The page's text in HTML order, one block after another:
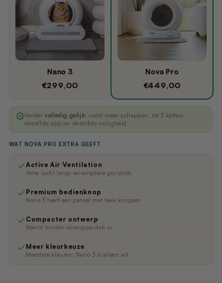
Nano 3
€299,00
Nova Pro
€449,00
Verdervolledig gelijk: nooit meer scheppen, tot 3 katten,
dezelfde app en dezelfde veiligheid.
WAT NOVA PRO EXTRA GEEFT
Active Air Ventilation
Verse lucht langs vervangbare geurpods
Premium bedienknop
Nano 3 heeft een paneel met twee knoppen
Compacter ontwerp
Neemt minder vloeroppervlak in
Meer kleurkeuze
Meerdere kleuren; Nano 3 is alleen wit